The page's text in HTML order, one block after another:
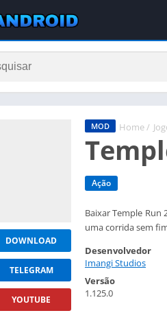
MOD Home /
Ação
Baixar Temple Run
uma corrida sem
DOWNLOAD
TELEGRAM
YOUTUBE
Desenvolvedor
Imangi Studios
Versão
1.125.0